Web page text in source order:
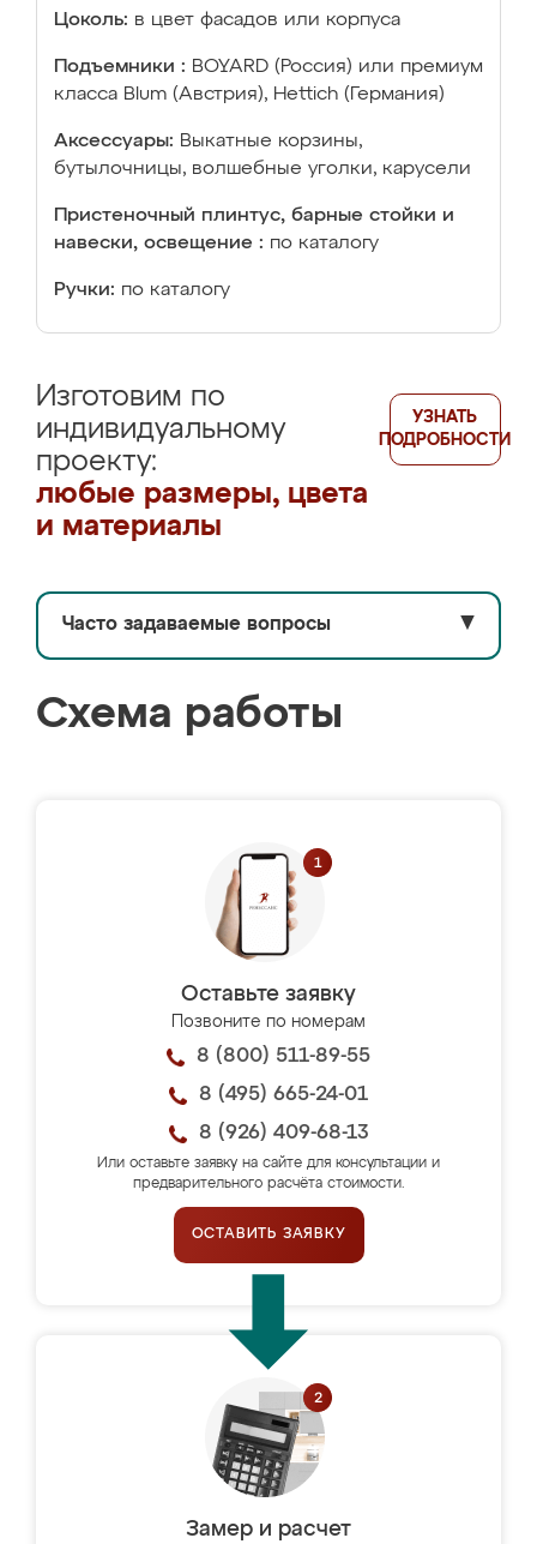
Цоколь: в цвет фасадов или корпуса
Подъемники : BOYARD (Россия) или премиум
класса Blum (Австрия), Hettich (Германия)
Аксессуары: Выкатные корзины,
бутылочницы, волшебные уголки, карусели
Пристеночный плинтус, барные стойки и
навески, освещение : по каталогу
Ручки: по каталогу
Изготовим по
индивидуальному
проекту:
любые размеры, цвета
и материалы
УЗНАТЬ
ПОДРОБНОСТИ
Часто задаваемые вопросы ▼
Схема работы
Оставьте заявку
Позвоните по номерам
8 (800) 511-89-55
8 (495) 665-24-01
8 (926) 409-68-13
Или оставьте заявку на сайте для консультации и
предварительного расчёта стоимости.
ОСТАВИТЬ ЗАЯВКУ
Замер и расчет